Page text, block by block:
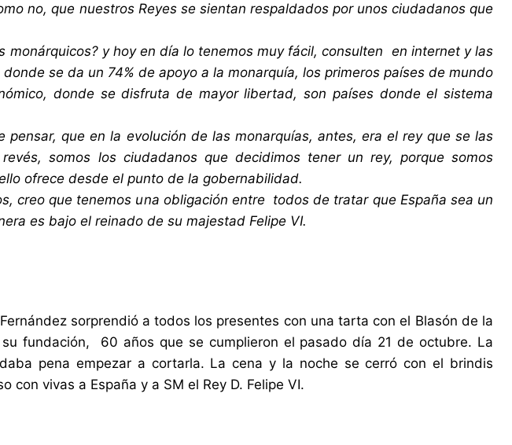
no, que nuestros Reyes se sientan respaldados por unos ciudadanos que
monárquicos? y hoy en día lo tenemos muy fácil, consulten en internet y las
se da un 74% de apoyo a la monarquía, los primeros países de mundo
donde se disfruta de mayor libertad, son países donde el sistema
pensar, que en la evolución de las monarquías, antes, era el rey que se las
somos los ciudadanos que decidimos tener un rey, porque somos
ofrece desde el punto de la gobernabilidad.
creo que tenemos una obligación entre todos de tratar que España sea un
es bajo el reinado de su majestad Felipe VI.
sorprendió a todos los presentes con una tarta con el Blasón de la
fundación, 60 años que se cumplieron el pasado día 21 de octubre. La
pena empezar a cortarla. La cena y la noche se cerró con el brindis
con vivas a España y a SM el Rey D. Felipe VI.